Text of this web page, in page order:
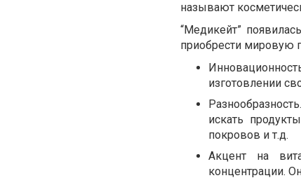
называют
“Медикейт”
приобрести мировую
изготовлении
искать
покровов и т.д.
Акцент на
концентрации.